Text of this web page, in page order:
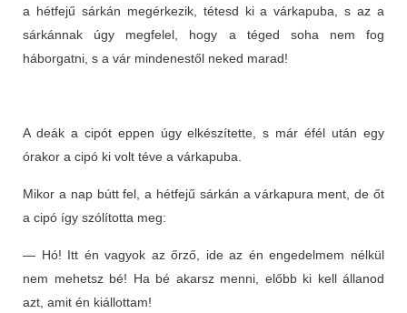
a hétfejű sárkán megérkezik, tétesd ki a várkapuba, s az a
sárkánnak úgy megfelel, hogy a téged soha nem fog
háborgatni, s a vár mindenestől neked marad!
A deák a cipót eppen úgy elkészítette, s már éfél után egy
órakor a cipó ki volt téve a várkapuba.
Mikor a nap bútt fel, a hétfejű sárkán a várkapura ment, de őt
a cipó így szólította meg:
— Hó! Itt én vagyok az őrző, ide az én engedelmem nélkül
nem mehetsz bé! Ha bé akarsz menni, előbb ki kell állanod
azt, amit én kiállottam!